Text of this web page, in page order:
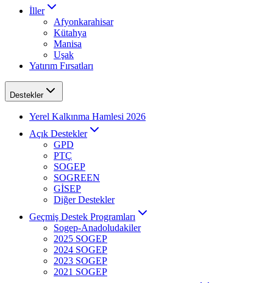
İller
Afyonkarahisar
Kütahya
Manisa
Uşak
Yatırım Fırsatları
Destekler
Yerel Kalkınma Hamlesi 2026
Açık Destekler
GPD
PTÇ
SOGEP
SOGREEN
GİSEP
Diğer Destekler
Geçmiş Destek Programları
Sogep-Anadoludakiler
2025 SOGEP
2024 SOGEP
2023 SOGEP
2021 SOGEP